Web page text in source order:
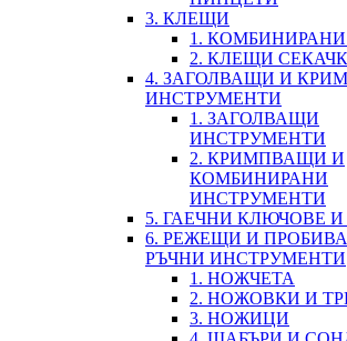
3. КЛЕЩИ
1.
2. КЛЕЩИ
4. ЗАГОЛВАЩИ И
ИНСТРУМЕНТИ
1. ЗАГОЛВАЩИ
ИНСТРУМЕНТИ
2. КРИМПВАЩИ И
КОМБИНИРАНИ
ИНСТРУМЕНТИ
5. ГАЕЧНИ КЛЮЧОВЕ
6. РЕЖЕЩИ И
РЪЧНИ ИНСТРУМЕНТИ
1. НОЖЧЕТА
2. НОЖОВКИ И
3. НОЖИЦИ